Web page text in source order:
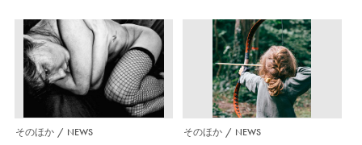
そのほか NEWS そのほか NEWS